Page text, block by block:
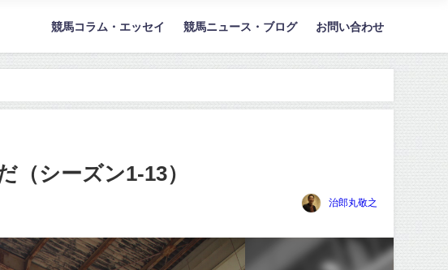
競馬コラム・エッセイ 競馬ニュース・ブログ お問い合わせ
（シーズン1-13）
治郎丸敬之